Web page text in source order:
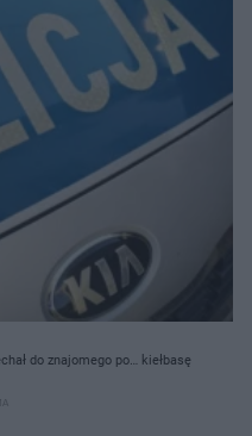
do znajomego po… kiełbasę